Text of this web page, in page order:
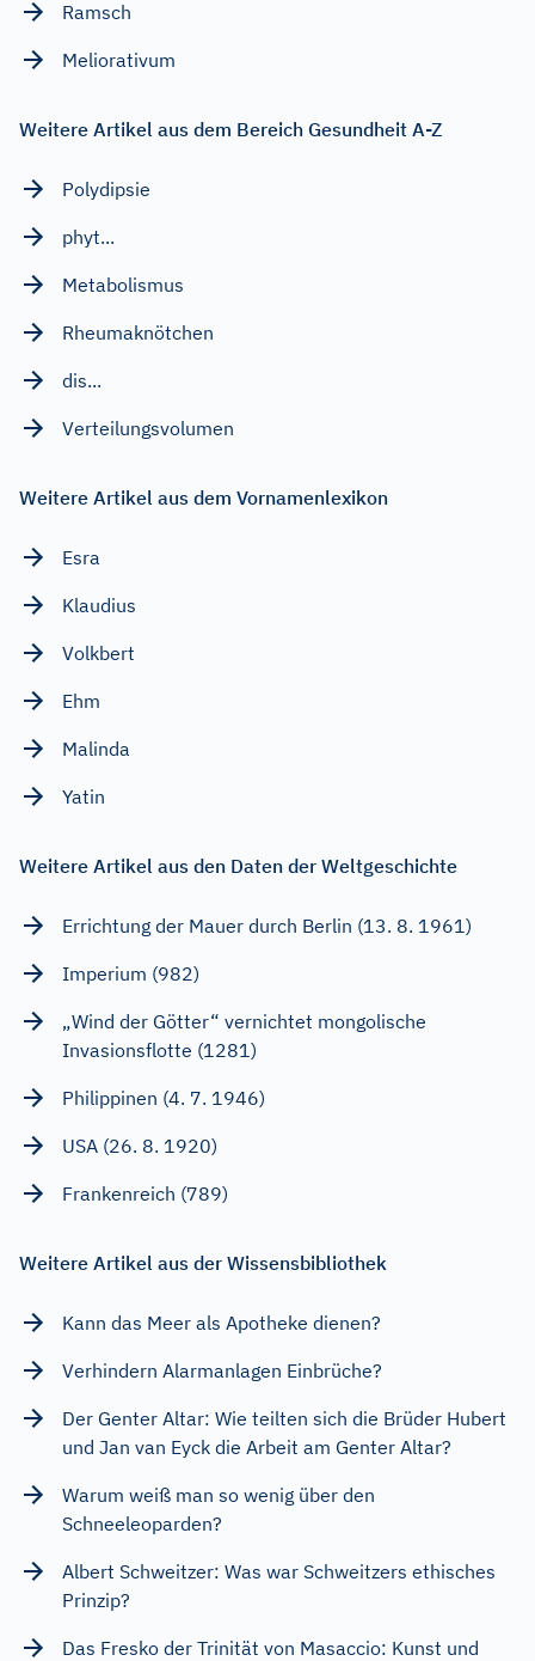
Ramsch
Meliorativum
Weitere Artikel aus dem Bereich Gesundheit A-Z
Polydipsie
phyt...
Metabolismus
Rheumaknötchen
dis...
Verteilungsvolumen
Weitere Artikel aus dem Vornamenlexikon
Esra
Klaudius
Volkbert
Ehm
Malinda
Yatin
Weitere Artikel aus den Daten der Weltgeschichte
Errichtung der Mauer durch Berlin (13. 8. 1961)
Imperium (982)
„Wind der Götter“ vernichtet mongolische
Invasionsflotte (1281)
Philippinen (4. 7. 1946)
USA (26. 8. 1920)
Frankenreich (789)
Weitere Artikel aus der Wissensbibliothek
Kann das Meer als Apotheke dienen?
Verhindern Alarmanlagen Einbrüche?
Der Genter Altar: Wie teilten sich die Brüder Hubert
und Jan van Eyck die Arbeit am Genter Altar?
Warum weiß man so wenig über den
Schneeleoparden?
Albert Schweitzer: Was war Schweitzers ethisches
Prinzip?
Das Fresko der Trinität von Masaccio: Kunst und